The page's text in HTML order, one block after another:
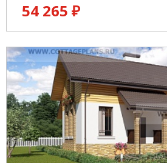
54 265 ₽